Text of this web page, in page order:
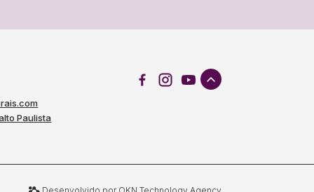
Paulista